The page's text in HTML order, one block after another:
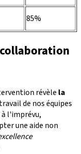
85%
révèle la
de nos équipes
l'imprévu,
une aide non